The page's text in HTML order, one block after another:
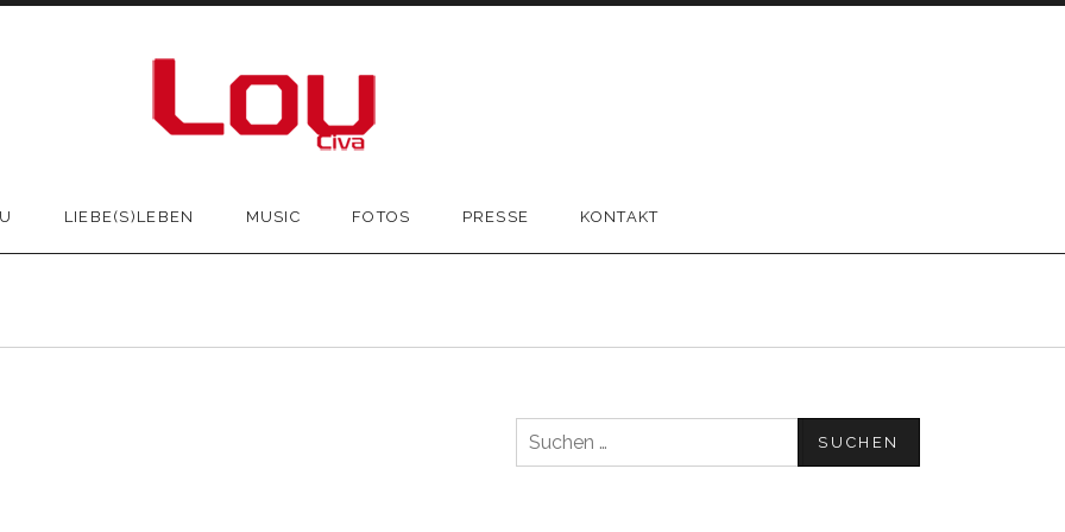
LIEBE(S)LEBEN MUSIC FOTOS PRESSE KONTAKT
Suchen
nach: